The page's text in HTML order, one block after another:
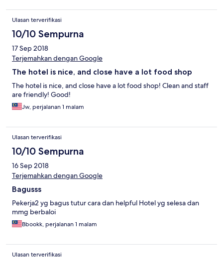
Ulasan terverifikasi
10/10 Sempurna
17 Sep 2018
Terjemahkan dengan Google
The hotel is nice, and close have a lot food shop
The hotel is nice, and close have a lot food shop! Clean and staff
are friendly! Good!
Jw, perjalanan 1 malam
Ulasan terverifikasi
10/10 Sempurna
16 Sep 2018
Terjemahkan dengan Google
Bagusss
Pekerja2 yg bagus tutur cara dan helpful Hotel yg selesa dan
mmg berbaloi
Bbookk, perjalanan 1 malam
Ulasan terverifikasi